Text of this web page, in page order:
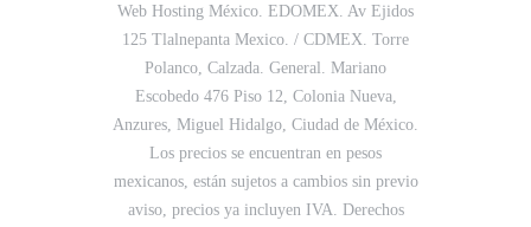
Web Hosting México. EDOMEX. Av Ejidos
125 Tlalnepanta Mexico. / CDMEX. Torre
Polanco, Calzada. General. Mariano
Escobedo 476 Piso 12, Colonia Nueva,
Anzures, Miguel Hidalgo, Ciudad de México.
Los precios se encuentran en pesos
mexicanos, están sujetos a cambios sin previo
aviso, precios ya incluyen IVA. Derechos